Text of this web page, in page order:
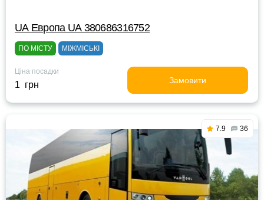
UА Европа UА 380686316752
ПО МІСТУ МІЖМІСЬКІ
Ціна посадки
1 грн Замовити
7.9 36